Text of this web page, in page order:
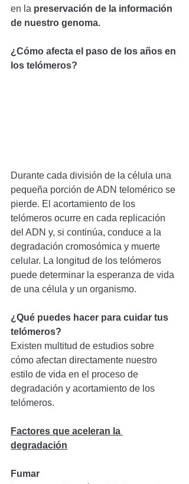
en la preservación de la información
de nuestro genoma.
¿Cómo afecta el paso de los años en
los telómeros?
Durante cada división de la célula una
pequeña porción de ADN telomérico se
pierde. El acortamiento de los
telómeros ocurre en cada replicación
del ADN y, si continúa, conduce a la
degradación cromosómica y muerte
celular. La longitud de los telómeros
puede determinar la esperanza de vida
de una célula y un organismo.
¿Qué puedes hacer para cuidar tus
telómeros?
Existen multitud de estudios sobre
cómo afectan directamente nuestro
estilo de vida en el proceso de
degradación y acortamiento de los
telómeros.
Factores que aceleran la
degradación
Fumar